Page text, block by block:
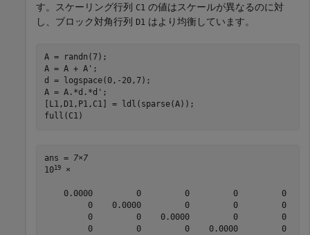
す。スケーリング行列
C1 の値はスケールが異なるのに対
し、ブロック対角行列
D1 はより均衡しています。
A = randn(7);
A = A + A';
d = logspace(0,-20,7);
A = A.*d.*d';
[L1,D1,P1,C1] = ldl(sparse(A));
full(C1)
ans = 7×7
1019 ×
0.0000         0         0         0         0
0    0.0000         0         0         0
0         0    0.0000         0         0
0         0         0    0.0000         0